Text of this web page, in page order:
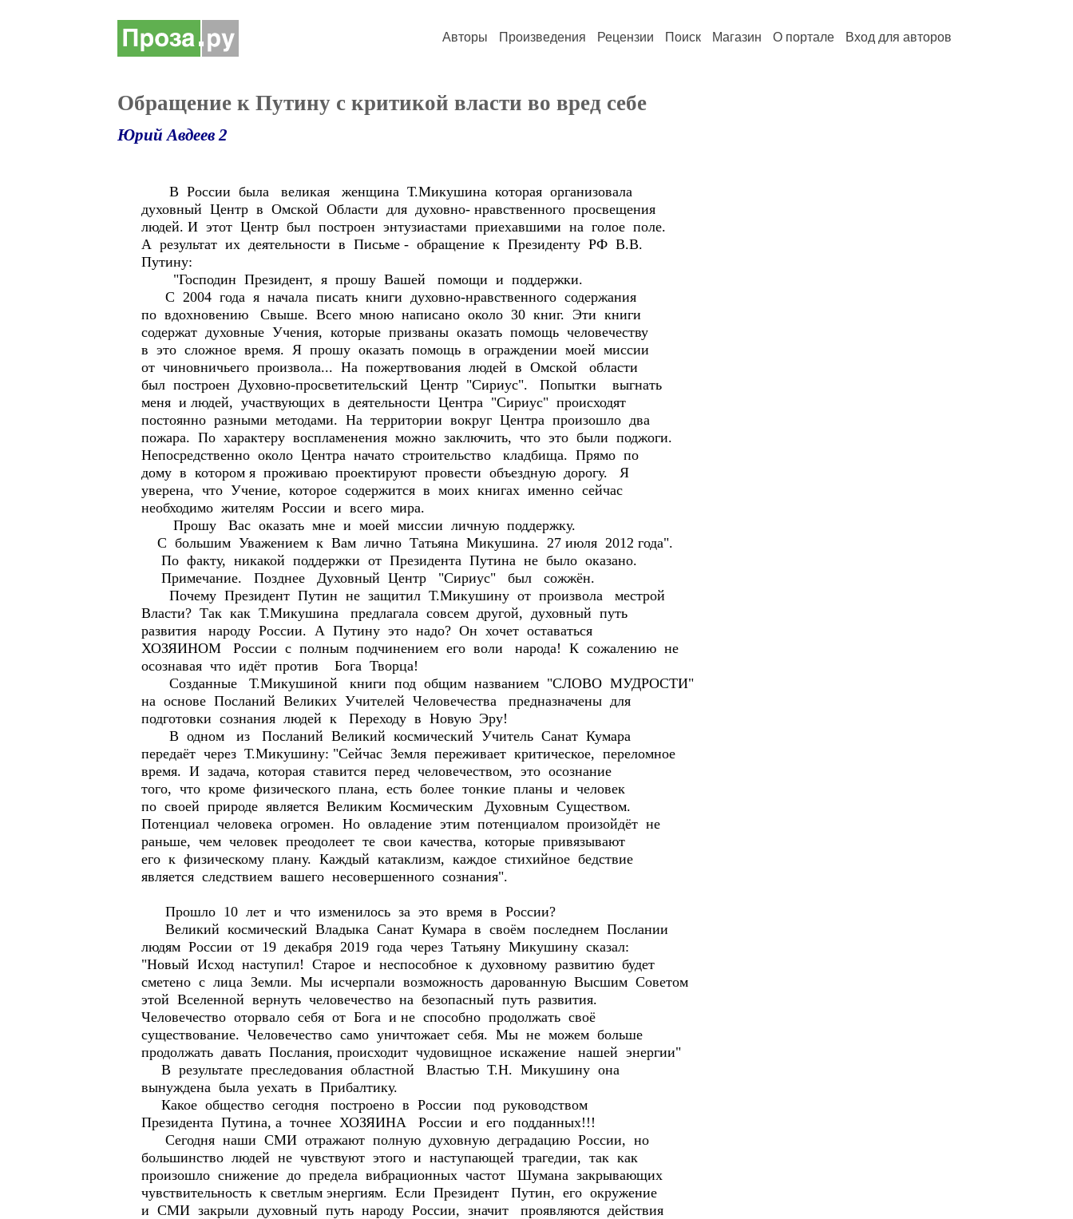
Авторы Произведения Рецензии Поиск Магазин О портале Вход для авторов
Обращение к Путину с критикой власти во вред себе
Юрий Авдеев 2
В России была великая женщина Т.Микушина которая организовала
духовный Центр в Омской Области для духовно- нравственного просвещения
людей. И этот Центр был построен энтузиастами приехавшими на голое поле.
А результат их деятельности в Письме - обращение к Президенту РФ В.В.
Путину:
"Господин Президент, я прошу Вашей помощи и поддержки.
С 2004 года я начала писать книги духовно-нравственного содержания
по вдохновению Свыше. Всего мною написано около 30 книг. Эти книги
содержат духовные Учения, которые призваны оказать помощь человечеству
в это сложное время. Я прошу оказать помощь в ограждении моей миссии
от чиновничьего произвола... На пожертвования людей в Омской области
был построен Духовно-просветительский Центр "Сириус". Попытки выгнать
меня и людей, участвующих в деятельности Центра "Сириус" происходят
постоянно разными методами. На территории вокруг Центра произошло два
пожара. По характеру воспламенения можно заключить, что это были поджоги.
Непосредственно около Центра начато строительство кладбища. Прямо по
дому в котором я проживаю проектируют провести объездную дорогу. Я
уверена, что Учение, которое содержится в моих книгах именно сейчас
необходимо жителям России и всего мира.
Прошу Вас оказать мне и моей миссии личную поддержку.
С большим Уважением к Вам лично Татьяна Микушина. 27 июля 2012 года".
По факту, никакой поддержки от Президента Путина не было оказано.
Примечание. Позднее Духовный Центр "Сириус" был сожжён.
Почему Президент Путин не защитил Т.Микушину от произвола местрой
Власти? Так как Т.Микушина предлагала совсем другой, духовный путь
развития народу России. А Путину это надо? Он хочет оставаться
ХОЗЯИНОМ России с полным подчинением его воли народа! К сожалению не
осознавая что идёт против Бога Творца!
Созданные Т.Микушиной книги под общим названием "СЛОВО МУДРОСТИ"
на основе Посланий Великих Учителей Человечества предназначены для
подготовки сознания людей к Переходу в Новую Эру!
В одном из Посланий Великий космический Учитель Санат Кумара
передаёт через Т.Микушину: "Сейчас Земля переживает критическое, переломное
время. И задача, которая ставится перед человечеством, это осознание
того, что кроме физического плана, есть более тонкие планы и человек
по своей природе является Великим Космическим Духовным Существом.
Потенциал человека огромен. Но овладение этим потенциалом произойдёт не
раньше, чем человек преодолеет те свои качества, которые привязывают
его к физическому плану. Каждый катаклизм, каждое стихийное бедствие
является следствием вашего несовершенного сознания".
Прошло 10 лет и что изменилось за это время в России?
Великий космический Владыка Санат Кумара в своём последнем Послании
людям России от 19 декабря 2019 года через Татьяну Микушину сказал:
"Новый Исход наступил! Старое и неспособное к духовному развитию будет
сметено с лица Земли. Мы исчерпали возможность дарованную Высшим Советом
этой Вселенной вернуть человечество на безопасный путь развития.
Человечество оторвало себя от Бога и не способно продолжать своё
существование. Человечество само уничтожает себя. Мы не можем больше
продолжать давать Послания, происходит чудовищное искажение нашей энергии"
В результате преследования областной Властью Т.Н. Микушину она
вынуждена была уехать в Прибалтику.
Какое общество сегодня построено в России под руководством
Президента Путина, а точнее ХОЗЯИНА России и его подданных!!!
Сегодня наши СМИ отражают полную духовную деградацию России, но
большинство людей не чувствуют этого и наступающей трагедии, так как
произошло снижение до предела вибрационных частот Шумана закрывающих
чувствительность к светлым энергиям. Если Президент Путин, его окружение
и СМИ закрыли духовный путь народу России, значит проявляются действия